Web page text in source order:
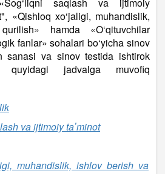
«Qishloq xo‘jaligi, muhandislik,
hamda «O‘qituvchilar
fanlar» sohalari bo‘yicha sinov
sanasi va sinov testida ishtirok
quyidagi jadvalga muvofiq
va ijtimoiy taʼminot
muhandislik, ishlov berish va